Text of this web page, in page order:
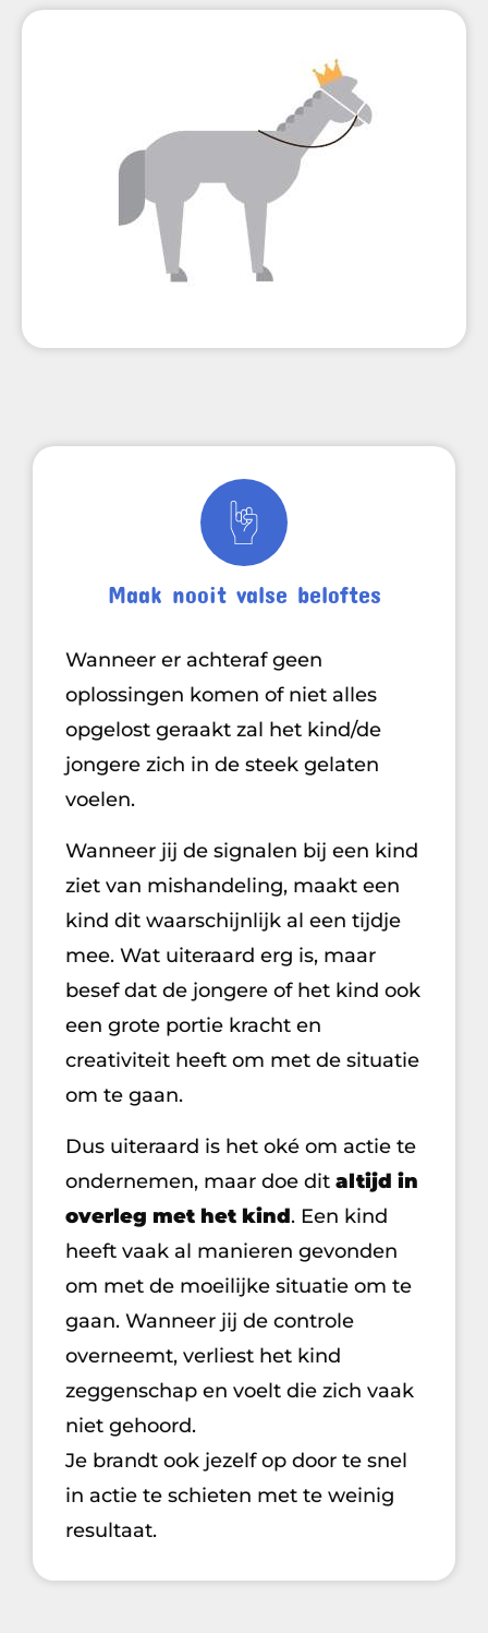
Maak nooit valse beloftes
Wanneer er achteraf geen
oplossingen komen of niet alles
opgelost geraakt zal het kind/de
jongere zich in de steek gelaten
voelen.
Wanneer jij de signalen bij een kind
ziet van mishandeling, maakt een
kind dit waarschijnlijk al een tijdje
mee. Wat uiteraard erg is, maar
besef dat de jongere of het kind ook
een grote portie kracht en
creativiteit heeft om met de situatie
om te gaan.
Dus uiteraard is het oké om actie te
ondernemen, maar doe dit altijd in
overleg met het kind. Een kind
heeft vaak al manieren gevonden
om met de moeilijke situatie om te
gaan. Wanneer jij de controle
overneemt, verliest het kind
zeggenschap en voelt die zich vaak
niet gehoord.
Je brandt ook jezelf op door te snel
in actie te schieten met te weinig
resultaat.